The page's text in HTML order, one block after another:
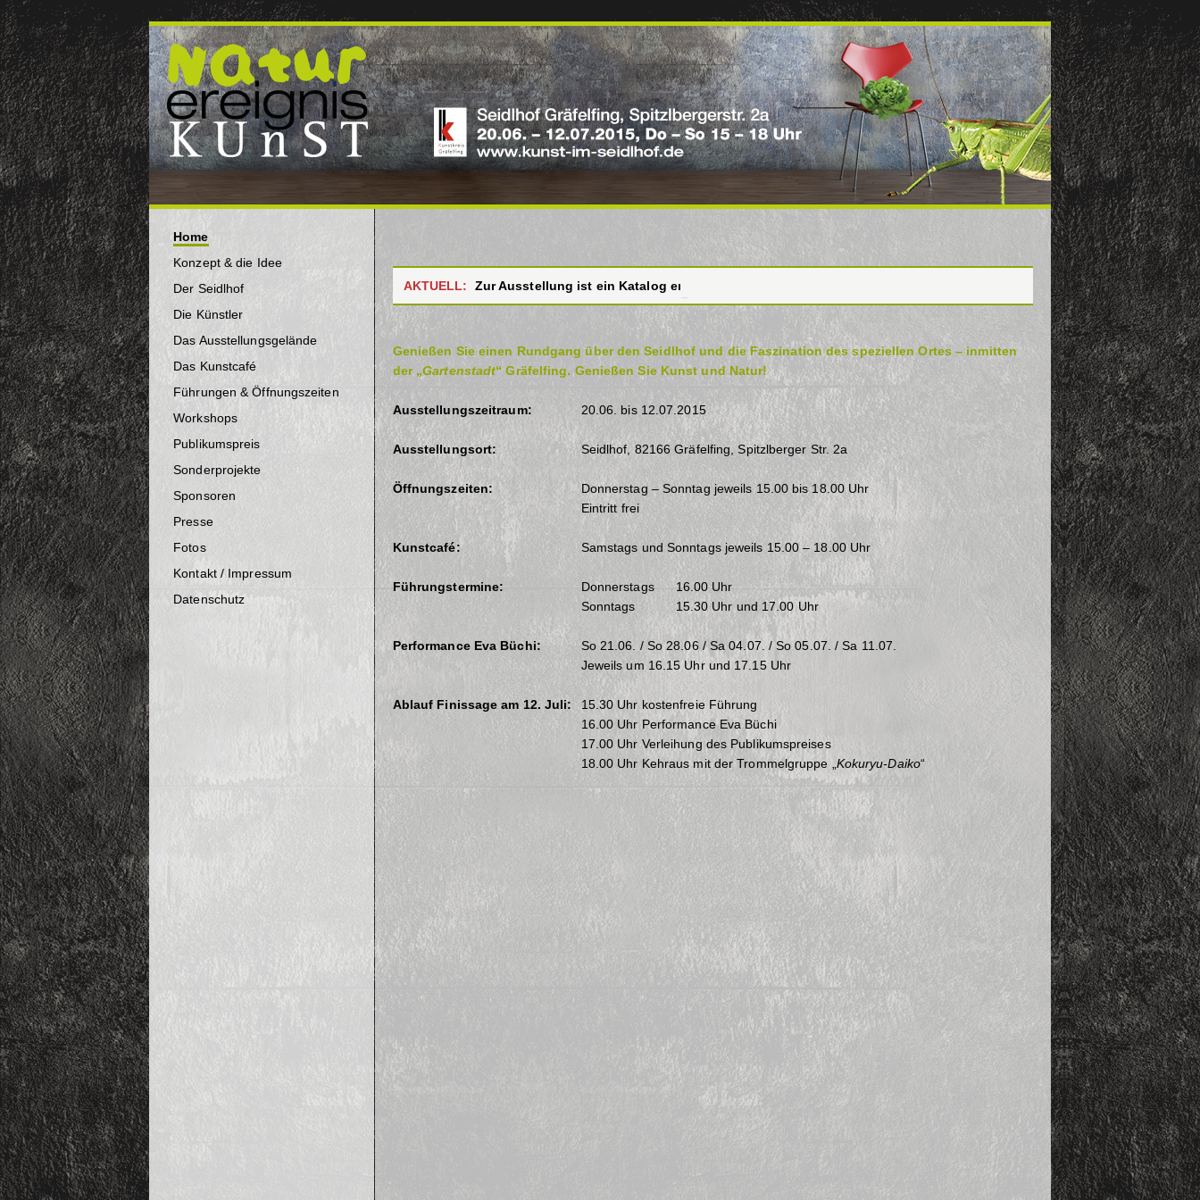
Home
Konzept & die Idee
Der Seidlhof
Die Künstler
Das Ausstellungsgelände
Das Kunstcafé
Führungen & Öffnungszeiten
Workshops
Publikumspreis
Sonderprojekte
Sponsoren
Presse
Fotos
Kontakt / Impressum
Datenschutz
AKTUELL: Zur Ausstellung ist ein Katalog erschienen – Bezug über Kunstkreis Gräfelfing
Genießen Sie einen Rundgang über den Seidlhof und die Faszination des speziellen Ortes – inmitten
der „Gartenstadt“ Gräfelfing. Genießen Sie Kunst und Natur!
Ausstellungszeitraum: 20.06. bis 12.07.2015
Ausstellungsort: Seidlhof, 82166 Gräfelfing, Spitzlberger Str. 2a
Öffnungszeiten:
Donnerstag – Sonntag jeweils 15.00 bis 18.00 Uhr
Eintritt frei
Kunstcafé: Samstags und Sonntags jeweils 15.00 – 18.00 Uhr
Führungstermine: Donnerstags
16.00 Uhr
Sonntags
15.30 Uhr und 17.00 Uhr
Performance Eva Büchi:
So 21.06. / So 28.06 / Sa 04.07. / So 05.07. / Sa 11.07.
Jeweils um 16.15 Uhr und 17.15 Uhr
Ablauf Finissage am 12. Juli:
15.30 Uhr kostenfreie Führung
16.00 Uhr Performance Eva Büchi
17.00 Uhr Verleihung des Publikumspreises
18.00 Uhr Kehraus mit der Trommelgruppe „ Kokuryu-Daiko“